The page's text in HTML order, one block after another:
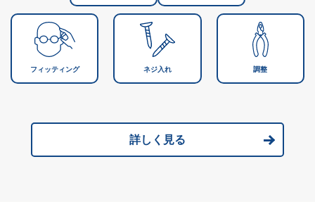
フィッティング ネジ入れ 調整
詳しく見る